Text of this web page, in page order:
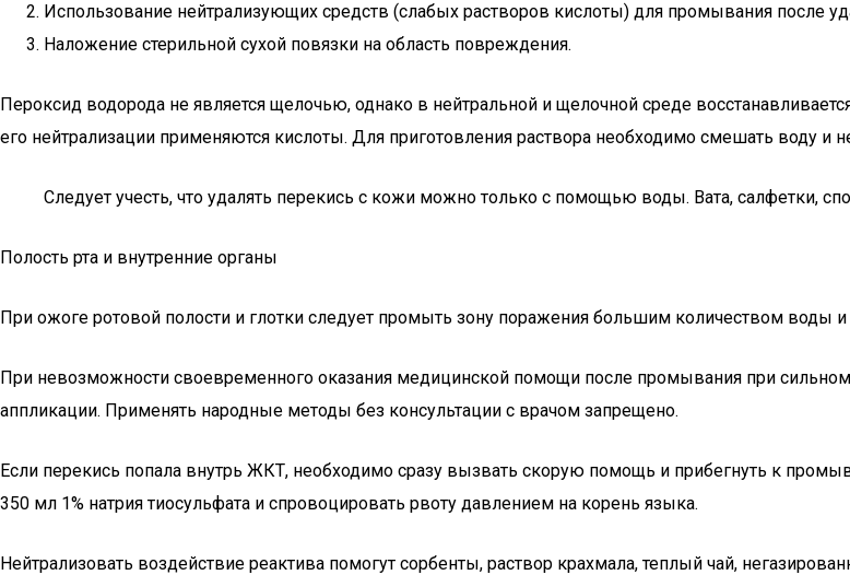
Использование нейтрализующих средств (слабых растворов кислоты) для промывания после
Наложение стерильной сухой повязки на область повреждения.
Пероксид водорода не является щелочью, однако в нейтральной и щелочной среде
его нейтрализации применяются кислоты. Для приготовления раствора необходимо смешать воду и
Следует учесть, что удалять перекись с кожи можно только с помощью воды. Вата, салфетки,
Полость рта и внутренние органы
При ожоге ротовой полости и глотки следует промыть зону поражения большим количеством воды и
При невозможности своевременного оказания медицинской помощи после промывания при
аппликации. Применять народные методы без консультации с врачом запрещено.
Если перекись попала внутрь ЖКТ, необходимо сразу вызвать скорую помощь и прибегнуть к
350 мл 1% натрия тиосульфата и спровоцировать рвоту давлением на корень языка.
Нейтрализовать воздействие реактива помогут сорбенты, раствор крахмала, теплый чай,